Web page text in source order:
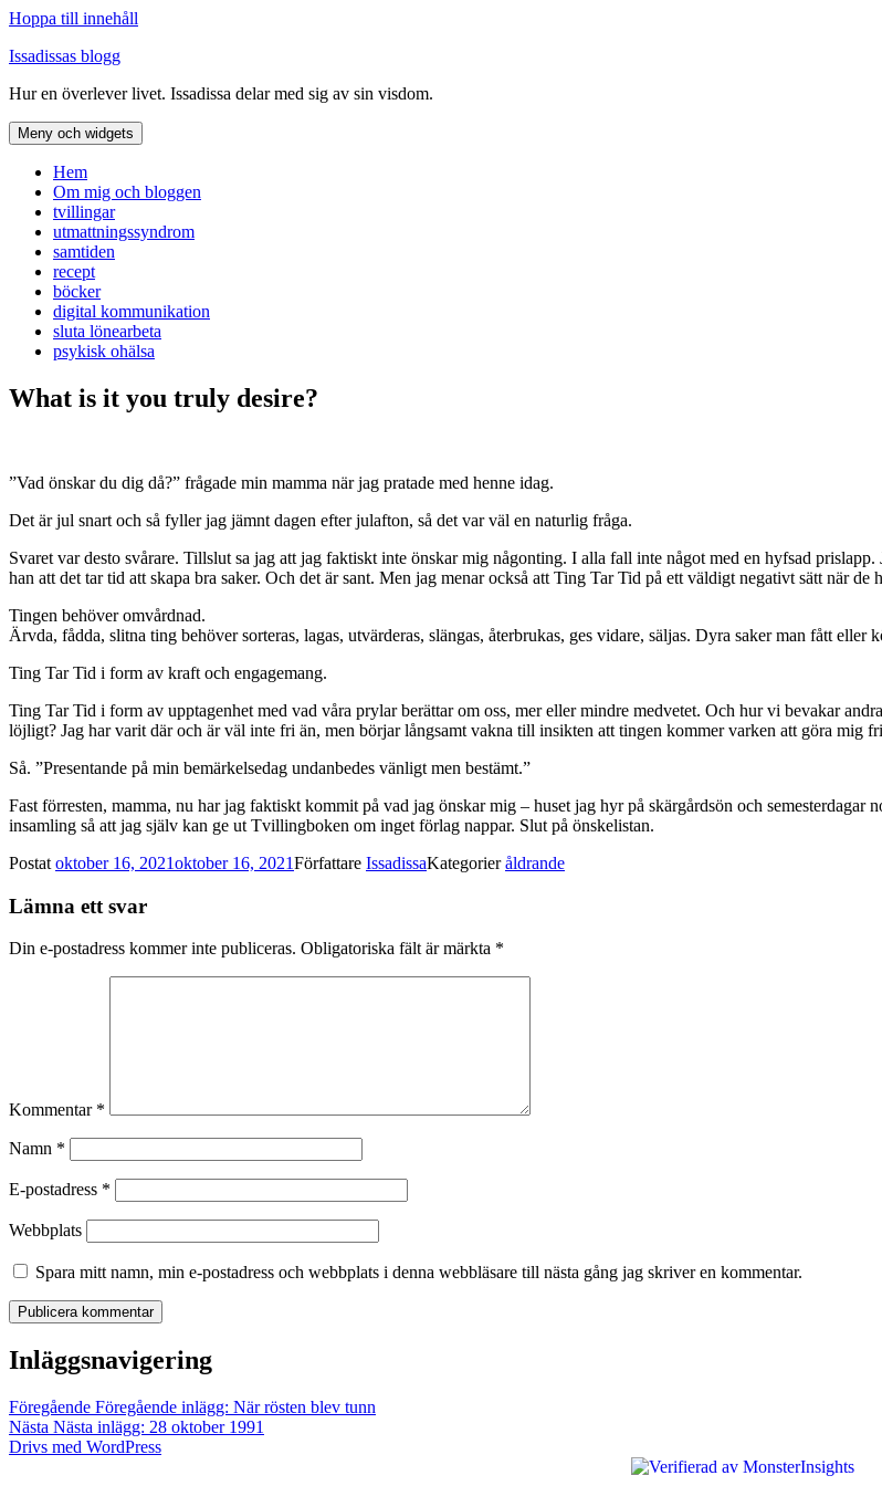
Hoppa till innehåll
Issadissas blogg
Hur en överlever livet. Issadissa delar med sig av sin visdom.
Meny och widgets
Hem
Om mig och bloggen
tvillingar
utmattningssyndrom
samtiden
recept
böcker
digital kommunikation
sluta lönearbeta
psykisk ohälsa
What is it you truly desire?
”Vad önskar du dig då?” frågade min mamma när jag pratade med henne idag.
Det är jul snart och så fyller jag jämnt dagen efter julafton, så det var väl en naturlig fråga.
Svaret var desto svårare. Tillslut sa jag att jag faktiskt inte önskar mig någonting. I alla fall inte något med en hyfsad
han att det tar tid att skapa bra saker. Och det är sant. Men jag menar också att Ting Tar Tid på ett väldigt negativt sätt när de
Tingen behöver omvårdnad.
Ärvda, fådda, slitna ting behöver sorteras, lagas, utvärderas, slängas, återbrukas, ges vidare, säljas. Dyra saker man fått
Ting Tar Tid i form av kraft och engagemang.
Ting Tar Tid i form av upptagenhet med vad våra prylar berättar om oss, mer eller mindre medvetet. Och hur vi bevakar
löjligt? Jag har varit där och är väl inte fri än, men börjar långsamt vakna till insikten att tingen kommer varken att göra mig
Så. ”Presentande på min bemärkelsedag undanbedes vänligt men bestämt.”
Fast förresten, mamma, nu har jag faktiskt kommit på vad jag önskar mig – huset jag hyr på skärgårdsön och
insamling så att jag själv kan ge ut Tvillingboken om inget förlag nappar. Slut på önskelistan.
Postat oktober 16, 2021oktober 16, 2021Författare IssadissaKategorieråldrande
Lämna ett svar
Din e-postadress kommer inte publiceras. Obligatoriska fält är märkta *
Kommentar *
Namn *
E-postadress *
Webbplats
Spara mitt namn, min e-postadress och webbplats i denna webbläsare till nästa gång jag skriver en kommentar.
Inläggsnavigering
Föregående Föregående inlägg: När rösten blev tunn
Nästa Nästa inlägg: 28 oktober 1991
Drivs med WordPress